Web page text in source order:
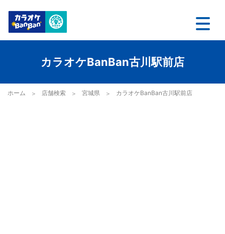
カラオケBanBan古川駅前店
ホーム 店舗検索 宮城県 カラオケBanBan古川駅前店